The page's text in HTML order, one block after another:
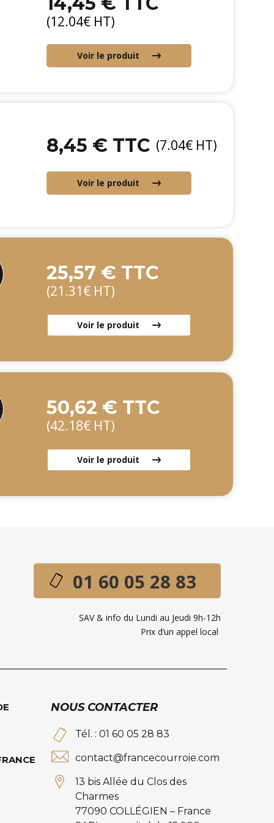
(12.04€ HT)
Voir le produit
8,45 € TTC (7.04€ HT)
Voir le produit
25,57 € TTC
(21.31€ HT)
Voir le produit
50,62 € TTC
(42.18€ HT)
Voir le produit
01 60 05 28 83
SAV & info du Lundi au Jeudi 9h-12h
Prix d’un appel local
NOUS CONTACTER
Tél. : 01 60 05 28 83
contact@francecourroie.com
13 bis Allée du Clos des
Charmes
77090 COLLÉGIEN – France